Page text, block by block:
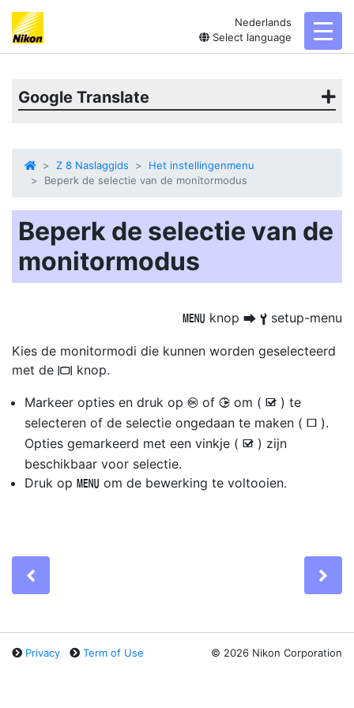
Nederlands
Select language
Google Translate
Z 8 Naslaggids
Het instellingenmenu
Beperk de selectie van de monitormodus
Beperk de selectie van de
monitormodus
G knop U B setup-menu
Kies de monitormodi die kunnen worden geselecteerd
met de M knop.
Markeer opties en druk op J of 2 om ( M ) te
selecteren of de selectie ongedaan te maken ( U ).
Opties gemarkeerd met een vinkje ( M ) zijn
beschikbaar voor selectie.
Druk op G om de bewerking te voltooien.
Privacy Term of Use © 2026 Nikon Corporation